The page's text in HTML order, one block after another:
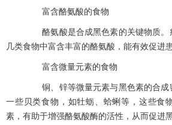
富含酪氨酸的食物
酪氨酸是合成黑色素的关键物质。
几类食物中富含丰富的酪氨酸，能有效促进
富含微量元素的食物
铜、锌等微量元素与黑色素的合成
一些贝类食物，如牡蛎、蛤蜊等，这些食
素，有助于增强酪氨酸酶的活性，从而促进